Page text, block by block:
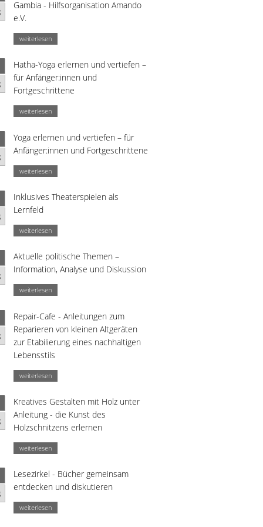
Gambia - Hilfsorganisation Amando
e.V.
weiterlesen
Hatha-Yoga erlernen und vertiefen –
für Anfänger:innen und
Fortgeschrittene
weiterlesen
Yoga erlernen und vertiefen – für
Anfänger:innen und Fortgeschrittene
weiterlesen
Inklusives Theaterspielen als
Lernfeld
weiterlesen
Aktuelle politische Themen –
Information, Analyse und Diskussion
weiterlesen
Repair-Cafe - Anleitungen zum
Reparieren von kleinen Altgeräten
zur Etabilierung eines nachhaltigen
Lebensstils
weiterlesen
Kreatives Gestalten mit Holz unter
Anleitung - die Kunst des
Holzschnitzens erlernen
weiterlesen
Lesezirkel - Bücher gemeinsam
entdecken und diskutieren
weiterlesen